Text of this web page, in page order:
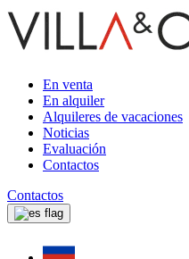
En venta
En alquiler
Alquileres de vacaciones
Noticias
Evaluación
Contactos
Contactos